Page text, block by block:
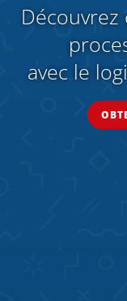
avec le